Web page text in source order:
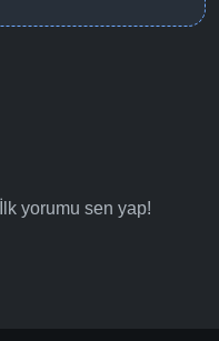
yorumu sen yap!